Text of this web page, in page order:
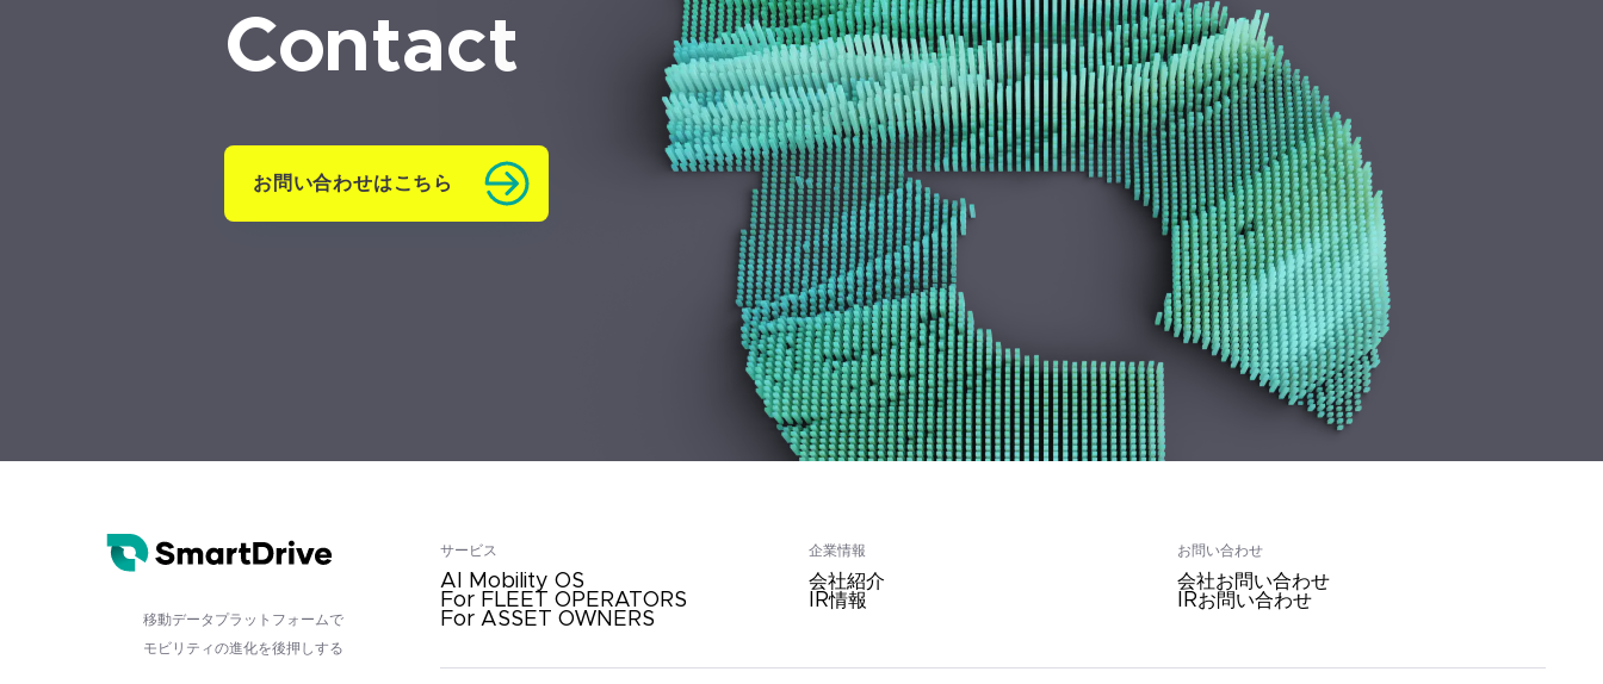
Contact
お問い合わせはこちら
移動データプラットフォームで
モビリティの進化を後押しする
サービス
AI Mobility OS
For FLEET OPERATORS
For ASSET OWNERS
企業情報
会社紹介
IR情報
お問い合わせ
会社お問い合わせ
IRお問い合わせ